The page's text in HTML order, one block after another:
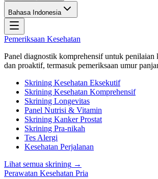
Bahasa Indonesia
Pemeriksaan Kesehatan
Panel diagnostik komprehensif untuk penilaian
dan proaktif, termasuk pemeriksaan umur
Skrining Kesehatan Eksekutif
Skrining Kesehatan Komprehensif
Skrining Longevitas
Panel Nutrisi & Vitamin
Skrining Kanker Prostat
Skrining Pra-nikah
Tes Alergi
Kesehatan Perjalanan
Lihat semua skrining →
Perawatan Kesehatan Pria